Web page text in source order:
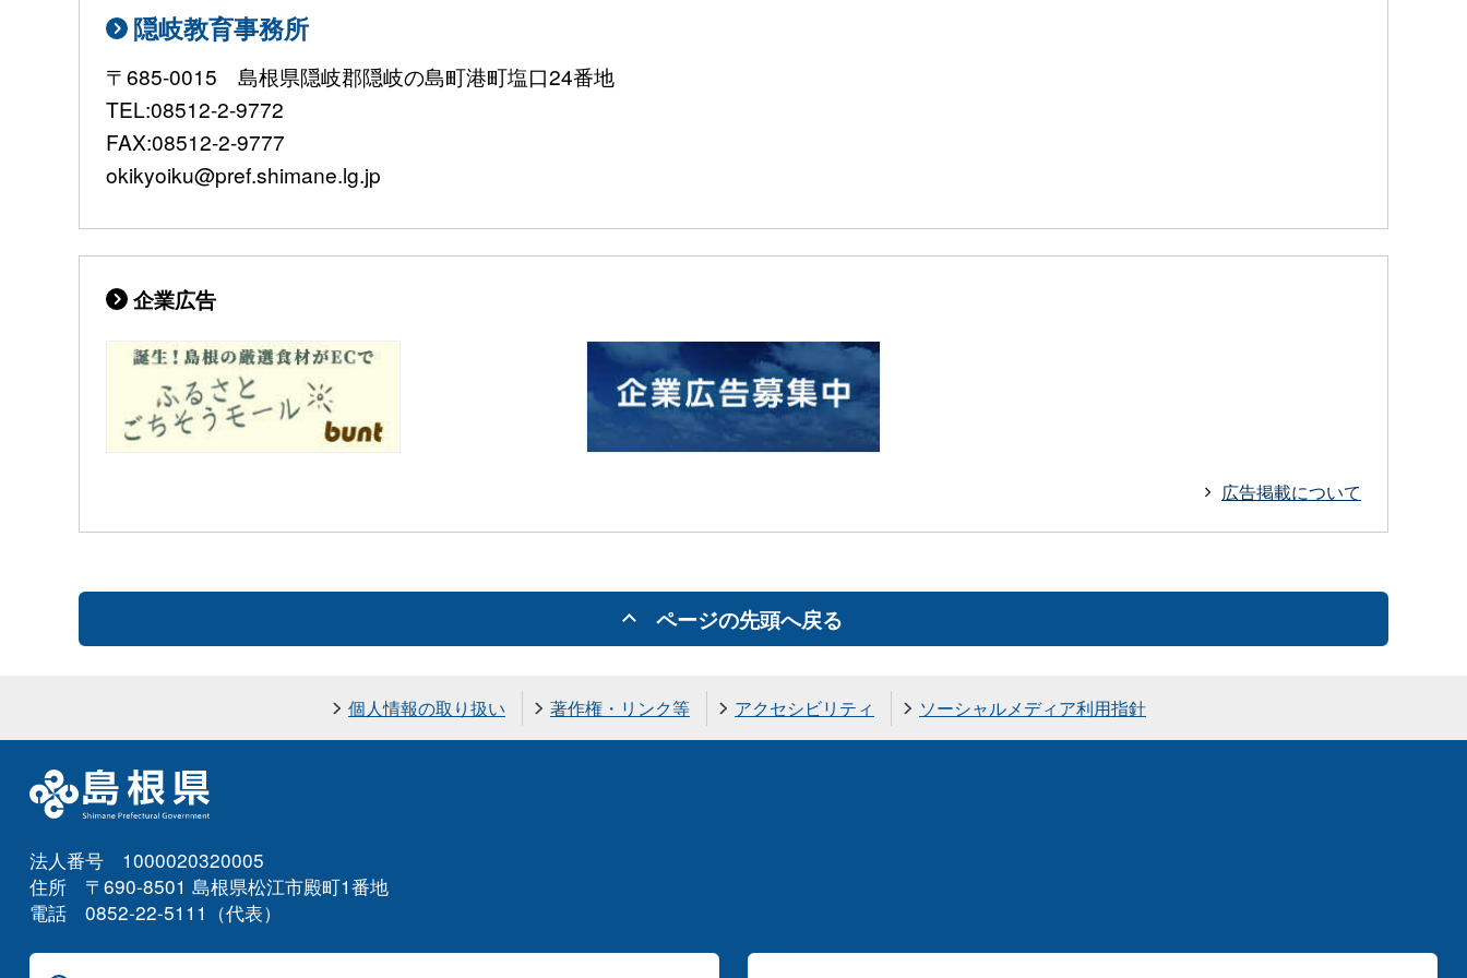
隠岐教育事務所
〒685-0015 島根県隠岐郡隠岐の島町港町塩口24番地
TEL:08512-2-9772
FAX:08512-2-9777
okikyoiku@pref.shimane.lg.jp
企業広告
広告掲載について
ページの先頭へ戻る
個人情報の取り扱い 著作権・リンク等 アクセシビリティ ソーシャルメディア利用指針
法人番号 1000020320005
住所 〒690-8501 島根県松江市殿町1番地
電話 0852-22-5111（代表）